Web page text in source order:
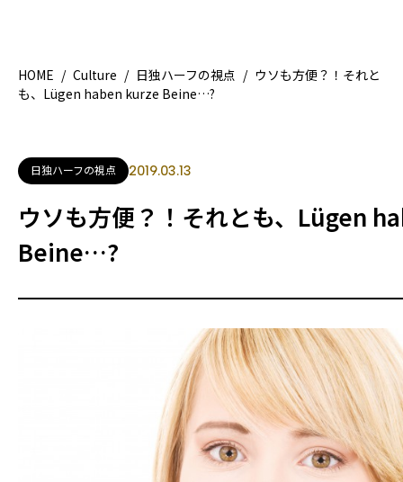
地域別ガイド
観光ガイド
留学＆キャリア
ライフスタイル
HOME / Culture / 日独ハーフの視点 / ウソも方便？！それと
も、Lügen haben kurze Beine…?
日独ハーフの視点 2019.03.13
ウソも方便？！それとも、Lügen
Beine…?